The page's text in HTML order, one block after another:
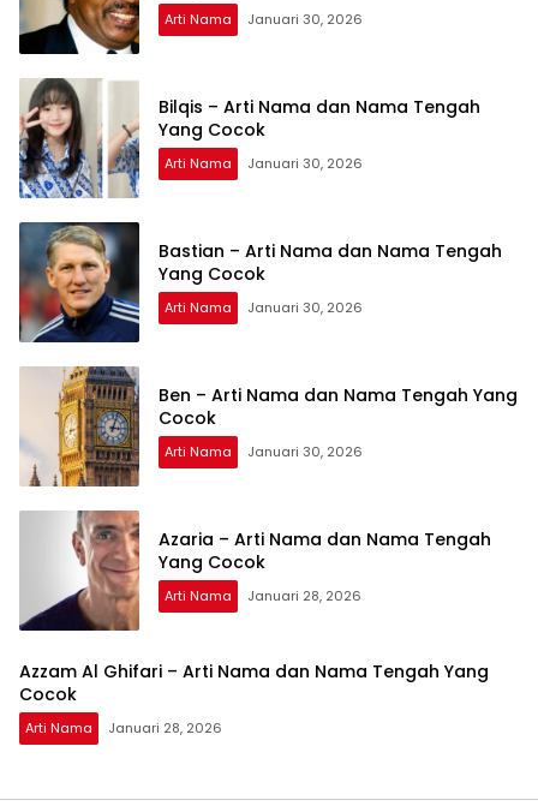
Arti Nama Januari 30, 2026
Bilqis – Arti Nama dan Nama Tengah
Yang Cocok
Arti Nama Januari 30, 2026
Bastian – Arti Nama dan Nama Tengah
Yang Cocok
Arti Nama Januari 30, 2026
Ben – Arti Nama dan Nama Tengah Yang
Cocok
Arti Nama Januari 30, 2026
Azaria – Arti Nama dan Nama Tengah
Yang Cocok
Arti Nama Januari 28, 2026
Azzam Al Ghifari – Arti Nama dan Nama Tengah Yang
Cocok
Arti Nama Januari 28, 2026